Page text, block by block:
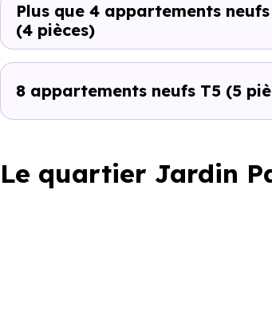
Plus que 4 appartements
(4 pièces)
8 appartements neufs T5 (5
Le quartier Jardin